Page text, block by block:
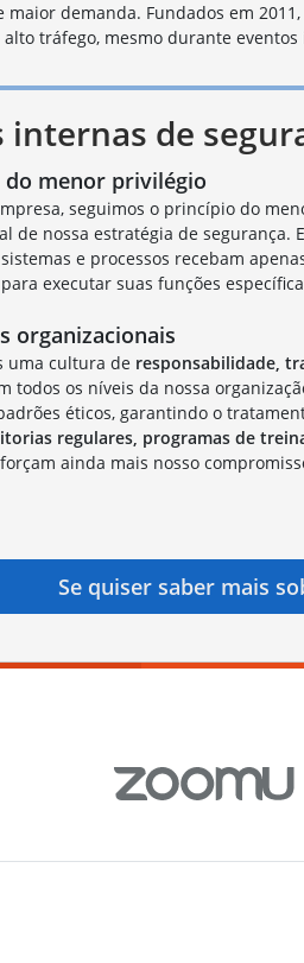
maior demanda. Fundados em
tráfego, mesmo durante eventos
internas de
do menor privilégio
seguimos o princípio do
de nossa estratégia de segurança.
e processos recebam
para executar suas funções
organizacionais
uma cultura de responsabilidade,
todos os níveis da nossa
éticos, garantindo o
regulares, programas de
ainda mais nosso
Se quiser saber mais